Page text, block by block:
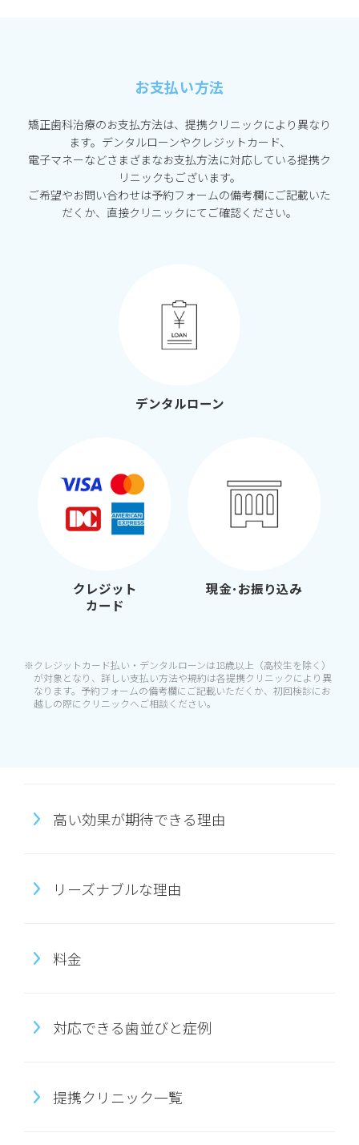
お支払い方法
矯正歯科治療のお支払方法は、提携クリニックにより異なり
ます。デンタルローンやクレジットカード、
電子マネーなどさまざまなお支払方法に対応している提携ク
リニックもございます。
ご希望やお問い合わせは予約フォームの備考欄にご記載いた
だくか、直接クリニックにてご確認ください。
デンタルローン
クレジット
カード
現金･お振り込み
※クレジットカード払い・デンタルローンは18歳以上（高校生を除く）
が対象となり、詳しい支払い方法や規約は各提携クリニックにより異
なります。予約フォームの備考欄にご記載いただくか、初回検診にお
越しの際にクリニックへご相談ください。
高い効果が期待できる理由
リーズナブルな理由
料金
対応できる歯並びと症例
提携クリニック一覧